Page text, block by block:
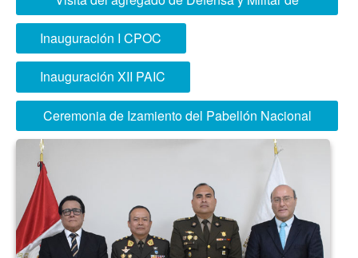
Brasil
Inauguración I CPOC
Inauguración XII PAIC
Ceremonia de Izamiento del Pabellón Nacional